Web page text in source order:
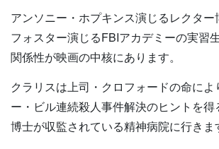
アンソニー・ホプキンス演じるレクター
フォスター演じるFBIアカデミーの実習
関係性が映画の中核にあります。
クラリスは上司・クロフォードの命によ
ー・ビル連続殺人事件解決のヒントを
博士が収監されている精神病院に行きま